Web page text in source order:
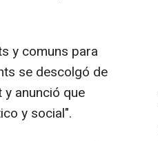
y comuns para
se descolgó de
anunció que
y social".